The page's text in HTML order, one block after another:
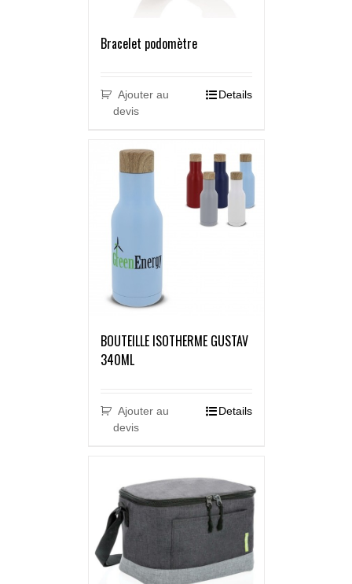
Bracelet podomètre
Ajouter au
devis
Details
BOUTEILLE ISOTHERME GUSTAV
340ML
Ajouter au
devis
Details